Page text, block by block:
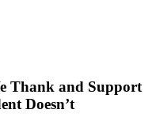
Thank and Support
Doesn’t